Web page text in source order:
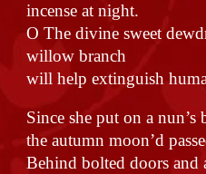
incense at night.
O The divine sweet
willow branch
will help extinguish
Since she put on a nun’s
the autumn moon’d
Behind bolted doors and